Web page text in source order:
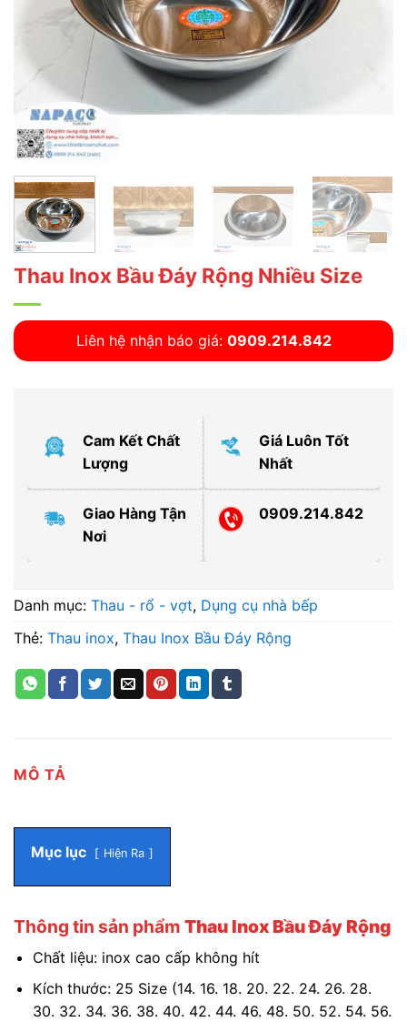
Thau Inox Bầu Đáy Rộng Nhiều Size
Liên hệ nhận báo giá: 0909.214.842
Cam Kết Chất
Lượng
Giá Luôn Tốt
Nhất
Giao Hàng Tận
Nơi
0909.214.842
Danh mục: Thau - rổ - vợt, Dụng cụ nhà bếp
Thẻ: Thau inox, Thau Inox Bầu Đáy Rộng
MÔ TẢ
Mục lục Hiện Ra
Thông tin sản phẩm Thau Inox Bầu Đáy Rộng
Chất liệu: inox cao cấp không hít
Kích thước: 25 Size (14. 16. 18. 20. 22. 24. 26. 28.
30. 32. 34. 36. 38. 40. 42. 44. 46. 48. 50. 52. 54. 56.